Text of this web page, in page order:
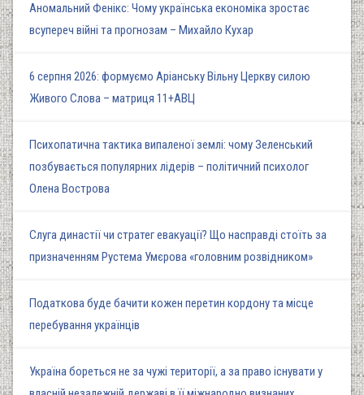
Аномальний Фенікс: Чому українська економіка зростає
всупереч війні та прогнозам – Михайло Кухар
6 серпня 2026: формуємо Аріанську Вільну Церкву силою
Живого Слова – матриця 11+АВЦ
Психопатична тактика випаленої землі: чому Зеленський
позбувається популярних лідерів – політичний психолог
Олена Вострова
Слуга династії чи стратег евакуації? Що насправді стоїть за
призначенням Рустема Умєрова «головним розвідником»
Податкова буде бачити кожен перетин кордону та місце
перебування українців
Україна бореться не за чужі території, а за право існувати у